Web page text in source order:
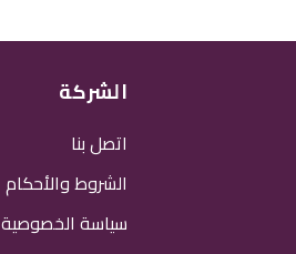
الشركة
اتصل بنا
الشروط والأحكام
سياسة الخصوصية